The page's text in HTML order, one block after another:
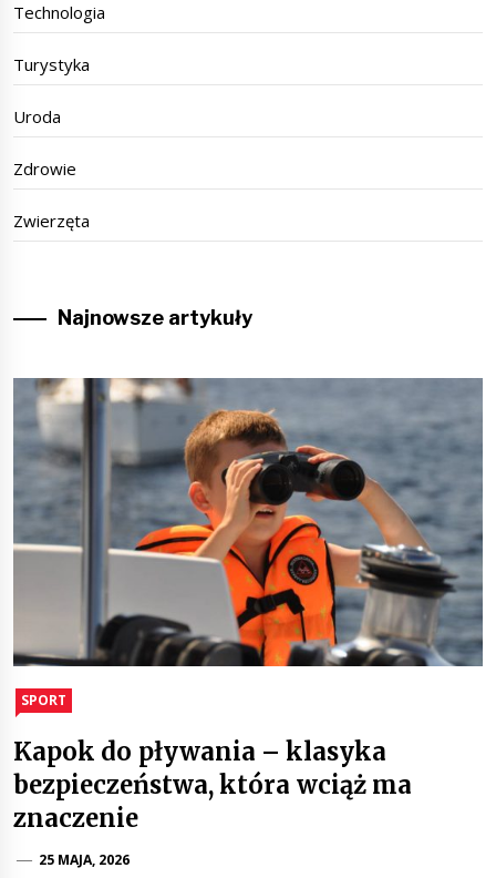
Technologia
Turystyka
Uroda
Zdrowie
Zwierzęta
Najnowsze artykuły
SPORT
Kapok do pływania – klasyka
bezpieczeństwa, która wciąż ma
znaczenie
25 MAJA, 2026